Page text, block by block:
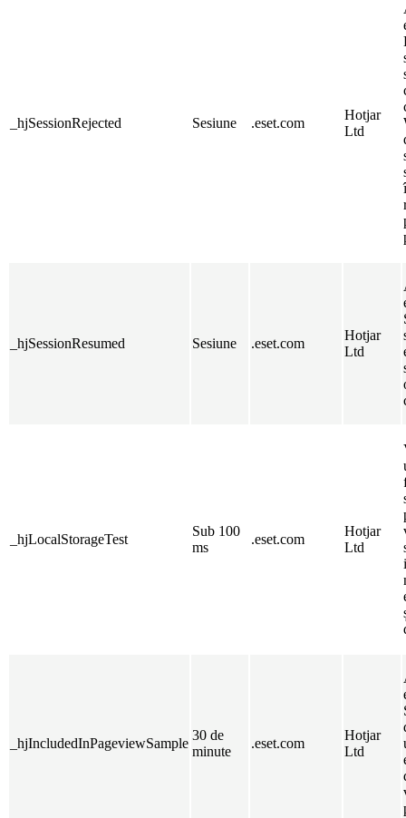
_hjSessionRejected Sesiune .eset.com
Hotjar
Ltd
_hjSessionResumed Sesiune .eset.com
Hotjar
Ltd
_hjLocalStorageTest
Sub 100
ms
.eset.com
Hotjar
Ltd
_hjIncludedInPageviewSample
30 de
minute
.eset.com
Hotjar
Ltd